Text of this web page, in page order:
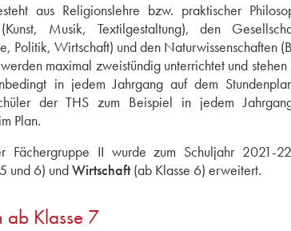
aus Religionslehre bzw. praktischer
Musik, Textilgestaltung), den
Politik, Wirtschaft) und den Naturwissenschaften
maximal zweistündig unterrichtet und
in jedem Jahrgang auf dem
der THS zum Beispiel in jedem
Plan.
Fächergruppe II wurde zum Schuljahr 2021-
und 6) undWirtschaft(ab Klasse 6) erweitert.
Klasse 7